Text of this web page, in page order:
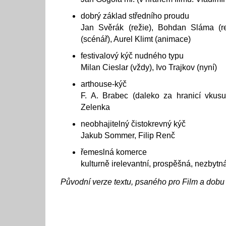
dobrý základ středního proudu
Jan Svěrák (režie), Bohdan Sláma
(scénář), Aurel Klimt (animace)
festivalový kýč nudného typu
Milan Cieslar (vždy), Ivo Trajkov (nyní)
arthouse-kýč
F. A. Brabec (daleko za hranicí
Zelenka
neobhajitelný čistokrevný kýč
Jakub Sommer, Filip Renč
řemeslná komerce
kulturně irelevantní, prospěšná,
Původní verze textu, psaného pro Film a dobu